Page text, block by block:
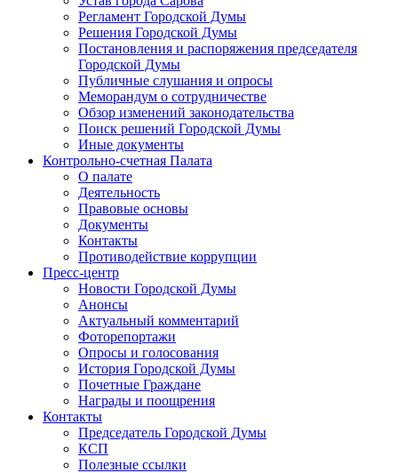
Регламент Городской Думы
Решения Городской Думы
Постановления и распоряжения председателя
Городской Думы
Публичные слушания и опросы
Меморандум о сотрудничестве
Обзор изменений законодательства
Поиск решений Городской Думы
Иные документы
Контрольно-счетная Палата
О палате
Деятельность
Правовые основы
Документы
Контакты
Противодействие коррупции
Пресс-центр
Новости Городской Думы
Анонсы
Актуальный комментарий
Фоторепортажи
Опросы и голосования
История Городской Думы
Почетные Граждане
Награды и поощрения
Контакты
Председатель Городской Думы
КСП
Полезные ссылки